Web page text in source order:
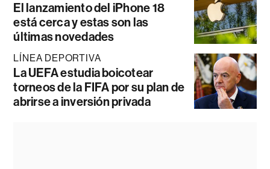
El lanzamiento del iPhone 18
está cerca y estas son las
últimas novedades
LÍNEA DEPORTIVA
La UEFA estudia boicotear
torneos de la FIFA por su plan de
abrirse a inversión privada